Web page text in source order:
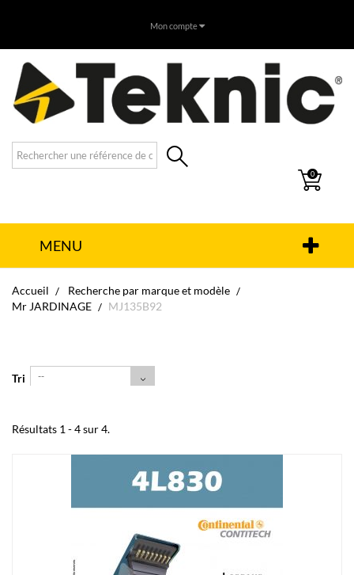
Mon compte
0
MENU
Accueil
Recherche par marque et modèle
Mr JARDINAGE
MJ135B92
Tri --
Résultats 1 - 4 sur 4.